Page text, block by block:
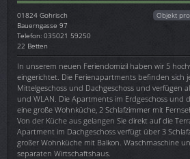
01824 Gohrisch
Bauerngasse 97
Telefon: 035021 59250
22 Betten
Objekt pro
In unserem neuen Feriendomizil haben wir 5
eingerichtet. Die Ferienapartments befinden sich
Mittelgeschoss und Dachgeschoss und verfügen
und WLAN. Die Apartments im Erdgeschoss und
eine große Wohnküche, 2 Schlafzimmer mit
Von der Küche aus gelangen Sie direkt auf die
Apartment im Dachgeschoss verfügt über 3
großer Wohnküche mit Balkon. Waschmaschine
separaten Wirtschaftshaus.